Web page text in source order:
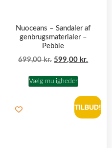
Nuoceans – Sandaler af
genbrugsmaterialer –
Pebble
699,00kr. 599,00 kr.
Vælg muligheder
TILBUD!